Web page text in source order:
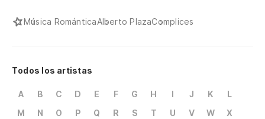
Música RománticaAlberto PlazaComplices
Todos los artistas
A B C D E F G H I J K
L
M
N O P Q R S T U V W
X